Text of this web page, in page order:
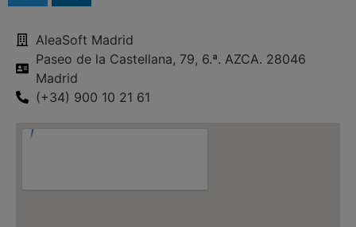
AleaSoft Madrid
Paseo de la Castellana, 79, 6.ª. AZCA. 28046
Madrid
(+34) 900 10 21 61